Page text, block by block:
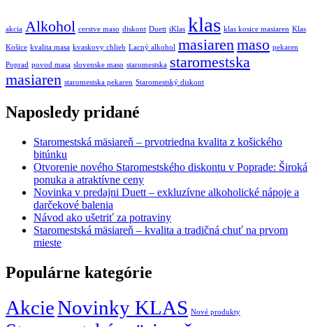
akcia Alkohol cerstve maso diskont Duett iKlas klas klas kosice masiaren Klas
Košice kvalita masa kvaskovy chlieb Lacný alkohol masiarenmaso pekaren
Poprad povod masa slovenske maso staromestska staromestska
masiaren staromestska pekaren Staromestský diskont
Naposledy pridané
Staromestská mäsiareň – prvotriedna kvalita z košického
bitúnku
Otvorenie nového Staromestského diskontu v Poprade: Široká
ponuka a atraktívne ceny
Novinka v predajni Duett – exkluzívne alkoholické nápoje a
darčekové balenia
Návod ako ušetriť za potraviny
Staromestská mäsiareň – kvalita a tradičná chuť na prvom
mieste
Populárne kategórie
AkcieNovinky KLAS Nové produkty